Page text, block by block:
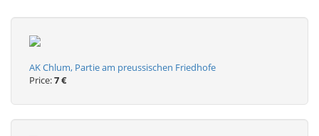
AK Chlum, Partie am preussischen Friedhofe
Price:7 €